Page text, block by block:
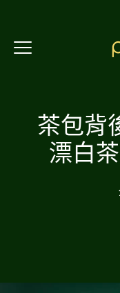
茶包背
漂白